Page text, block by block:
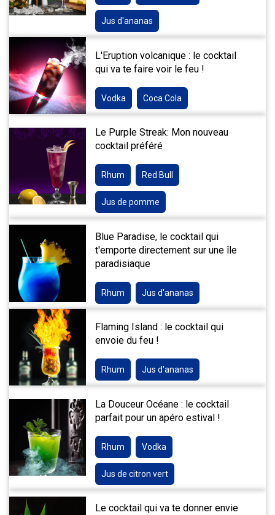
Jus d'ananas
L'Eruption volcanique : le cocktail
qui va te faire voir le feu !
Vodka Coca Cola
Le Purple Streak: Mon nouveau
cocktail préféré
Rhum Red Bull
Jus de pomme
Blue Paradise, le cocktail qui
t'emporte directement sur une île
paradisiaque
Rhum Jus d'ananas
Flaming Island : le cocktail qui
envoie du feu !
Rhum Jus d'ananas
La Douceur Océane : le cocktail
parfait pour un apéro estival !
Rhum Vodka
Jus de citron vert
Le cocktail qui va te donner envie